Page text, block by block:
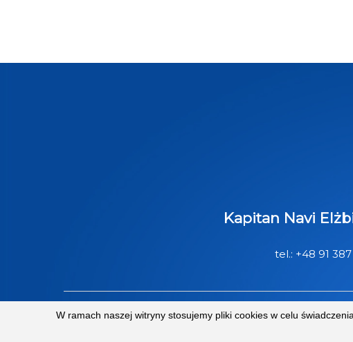
Kapitan Navi
tel.: +48 91
W ramach naszej witryny stosujemy pliki cookies w celu